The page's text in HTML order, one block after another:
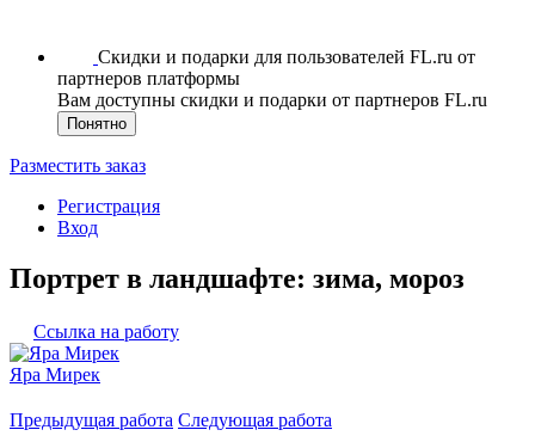
Скидки и подарки для пользователей FL.ru от
партнеров платформы
Вам доступны скидки и подарки от партнеров FL.ru
Понятно
Разместить заказ
Регистрация
Вход
Портрет в ландшафте: зима, мороз
Ссылка на работу
Яра Мирек
Предыдущая работа Следующая работа